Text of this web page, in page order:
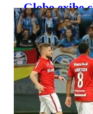
Globo exibe
decisivos